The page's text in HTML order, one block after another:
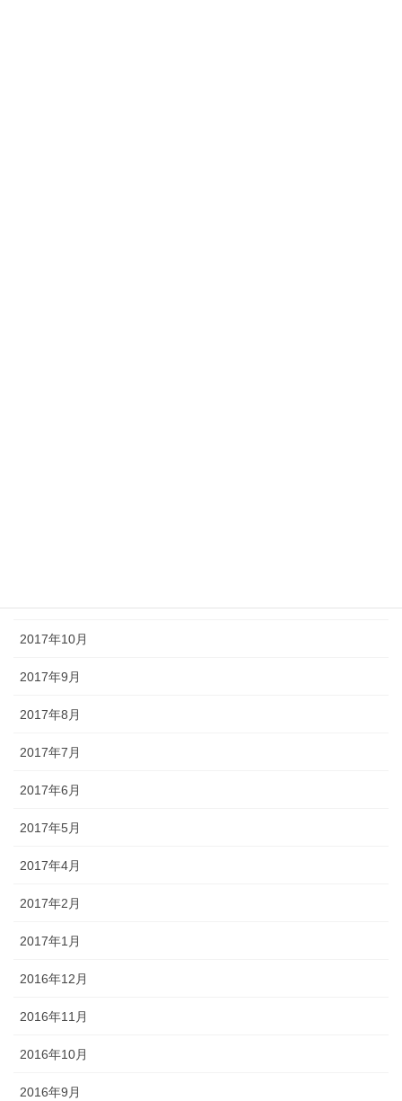
2017年10月
2017年9月
2017年8月
2017年7月
2017年6月
2017年5月
2017年4月
2017年2月
2017年1月
2016年12月
2016年11月
2016年10月
2016年9月